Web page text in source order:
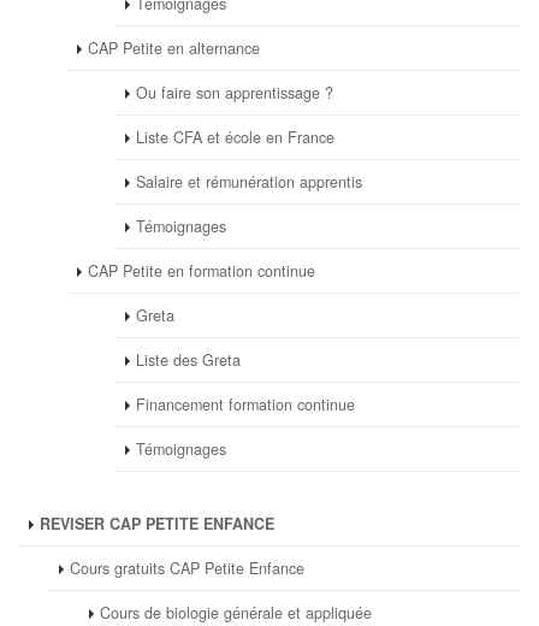
CAP Petite en alternance
Ou faire son apprentissage ?
Liste CFA et école en France
Salaire et rémunération apprentis
Témoignages
CAP Petite en formation continue
Greta
Liste des Greta
Financement formation continue
Témoignages
REVISER CAP PETITE ENFANCE
Cours gratuits CAP Petite Enfance
Cours de biologie générale et appliquée